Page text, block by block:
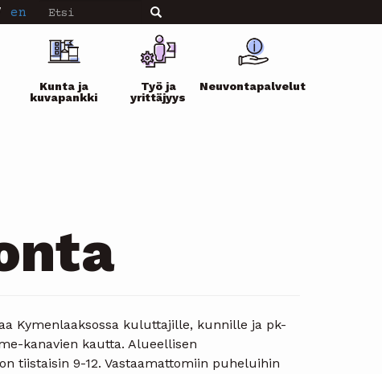
en Etsi Etsi
Kunta ja
kuvapankki
Työ ja
yrittäjyys
Neuvontapalvelut
Kymenlaaksossa kuluttajille, kunnille ja pk-
kanavien kautta. Alueellisen
tiistaisin 9-12. Vastaamattomiin puheluihin